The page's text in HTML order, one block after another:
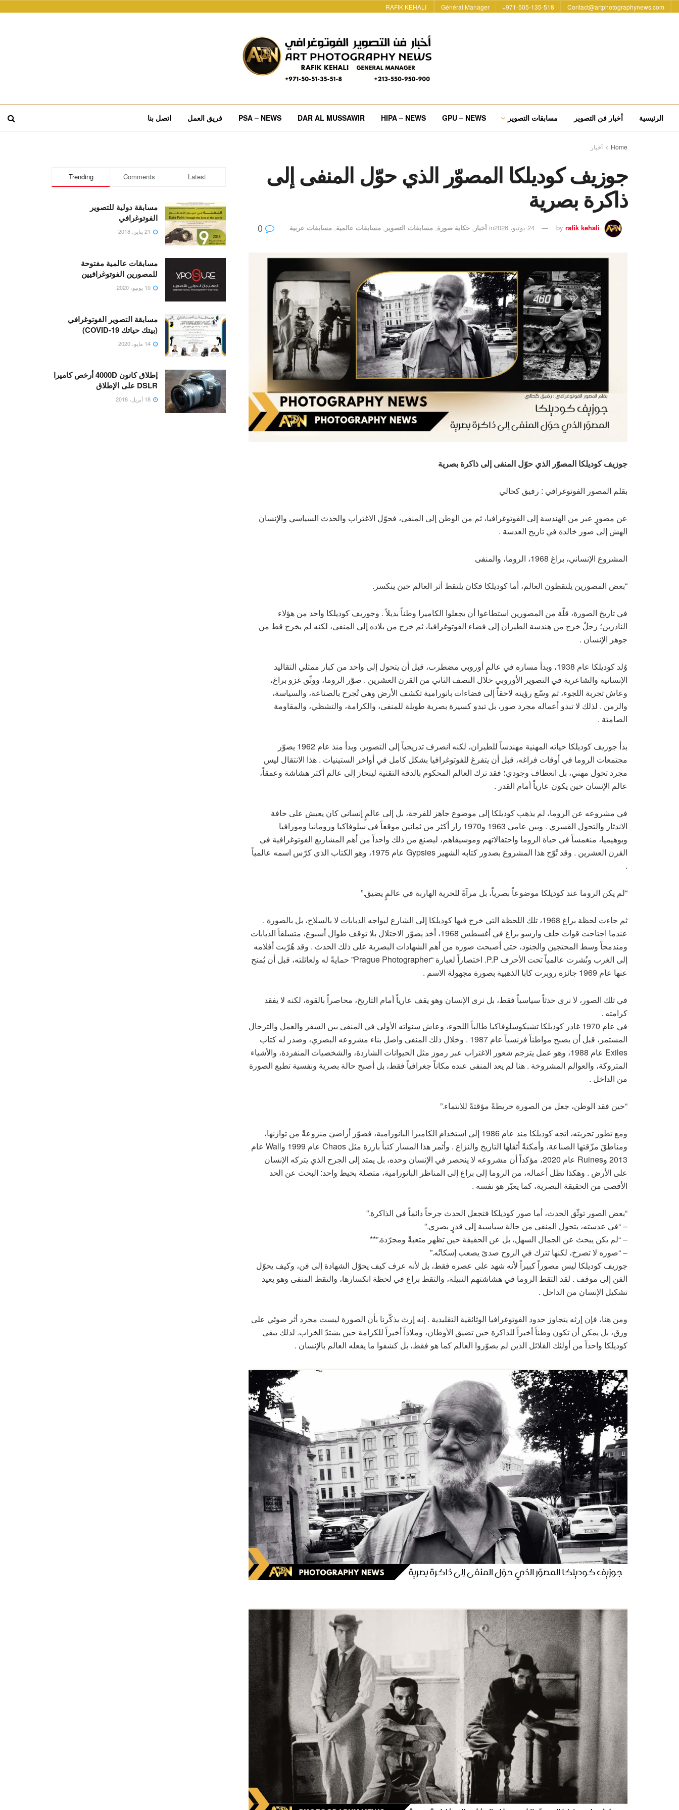
Contact@artphotographynews.com
971-505-135-518+
Général Manager
RAFIK KEHALI
الرئيسية أخبار فن التصوير مسابقات التصوير GPU – NEWS
HIPA – NEWS
DAR AL MUSSAWIR
PSA – NEWS فريق العمل اتصل بنا
Home أخبار
جوزيف كوديلكا المصوّر الذي حوّل المنفى إلى
ذاكرة بصرية
by rafik kehali 24 يونيو، 2026 in أخبار , حكاية صورة, مسابقات التصوير , مسابقات عالمية, مسابقات عربية
جوزيف كوديلكا المصوّر الذي حوّل المنفى إلى ذاكرة بصرية
بقلم المصور الفوتوغرافي : رفيق كحالي
عن مصورٍ عبر من الهندسة إلى الفوتوغرافيا، ثم من الوطن إلى المنفى، فحوّل الاغتراب والحدث السياسي والإنسان
الهش إلى صور خالدة في تاريخ العدسة .
المشروع الإنساني، براغ 1968، الروما، والمنفى
“بعض المصورين يلتقطون العالم، أما كوديلكا فكان يلتقط أثر العالم حين ينكسر.
في تاريخ الصورة، قلّة من المصورين استطاعوا أن يجعلوا الكاميرا وطناً بديلاً . وجوزيف كوديلكا واحد من هؤلاء
النادرين؛ رجلٌ خرج من هندسة الطيران إلى فضاء الفوتوغرافيا، ثم خرج من بلاده إلى المنفى، لكنه لم يخرج قط من
جوهر الإنسان .
وُلد كوديلكا عام 1938، وبدأ مساره في عالمٍ أوروبي مضطرب، قبل أن يتحول إلى واحد من كبار ممثلي التقاليد
الإنسانية والشاعرية في التصوير الأوروبي خلال النصف الثاني من القرن العشرين . صوّر الروما، ووثّق غزو براغ،
وعاش تجربة اللجوء، ثم وسّع رؤيته لاحقاً إلى فضاءات بانورامية تكشف الأرض وهي تُجرح بالصناعة، والسياسة،
والزمن . لذلك لا تبدو أعماله مجرد صور، بل تبدو كسيرة بصرية طويلة للمنفى، والكرامة، والتشظي، والمقاومة
الصامتة .
بدأ جوزيف كوديلكا حياته المهنية مهندساً للطيران، لكنه انصرف تدريجياً إلى التصوير، وبدأ منذ عام 1962 يصوّر
مجتمعات الروما في أوقات فراغه، قبل أن يتفرغ للفوتوغرافيا بشكل كامل في أواخر الستينيات . هذا الانتقال ليس
مجرد تحول مهني، بل انعطاف وجودي؛ فقد ترك العالم المحكوم بالدقة التقنية لينحاز إلى عالم أكثر هشاشة وعمقاً،
عالم الإنسان حين يكون عارياً أمام القدر .
في مشروعه عن الروما، لم يذهب كوديلكا إلى موضوع جاهز للفرجة، بل إلى عالمٍ إنساني كان يعيش على حافة
الاندثار والتحول القسري . وبين عامي 1963 و1970 زار أكثر من ثمانين موقعاً في سلوفاكيا ورومانيا ومورافيا
وبوهيميا، منغمساً في حياة الروما واحتفالاتهم وموسيقاهم، ليصنع من ذلك واحداً من أهم المشاريع الفوتوغرافية في
القرن العشرين . وقد تُوّج هذا المشروع بصدور كتابه الشهير Gypsies عام 1975، وهو الكتاب الذي كرّس اسمه عالمياً
.
“لم يكن الروما عند كوديلكا موضوعاً بصرياً، بل مرآةً للحرية الهاربة في عالمٍ يضيق.”
ثم جاءت لحظة براغ 1968، تلك اللحظة التي خرج فيها كوديلكا إلى الشارع ليواجه الدبابات لا بالسلاح، بل بالصورة .
عندما اجتاحت قوات حلف وارسو براغ في أغسطس 1968، أخذ يصوّر الاحتلال بلا توقف طوال أسبوع، متسلقاً الدبابات
ومندمجاً وسط المحتجين والجنود، حتى أصبحت صوره من أهم الشهادات البصرية على ذلك الحدث . وقد هُرّبت أفلامه
إلى الغرب ونُشرت عالمياً تحت الأحرف P.P. اختصاراً لعبارة “Prague Photographer” حمايةً له ولعائلته، قبل أن يُمنح
عنها عام 1969 جائزة روبرت كابا الذهبية بصورة مجهولة الاسم .
في تلك الصور، لا نرى حدثاً سياسياً فقط، بل نرى الإنسان وهو يقف عارياً أمام التاريخ، محاصراً بالقوة، لكنه لا يفقد
كرامته .
في عام 1970 غادر كوديلكا تشيكوسلوفاكيا طالباً اللجوء، وعاش سنواته الأولى في المنفى بين السفر والعمل والترحال
المستمر، قبل أن يصبح مواطناً فرنسياً عام 1987 . وخلال ذلك المنفى واصل بناء مشروعه البصري، وصدر له كتاب
Exiles عام 1988، وهو عمل يترجم شعور الاغتراب عبر رموز مثل الحيوانات الشاردة، والشخصيات المنفردة، والأشياء
المتروكة، والعوالم المشروخة . هنا لم يعد المنفى عنده مكاناً جغرافياً فقط، بل أصبح حالة بصرية ونفسية تطبع الصورة
من الداخل .
“حين فقد الوطن، جعل من الصورة خريطةً مؤقتةً للانتماء.”
ومع تطور تجربته، اتجه كوديلكا منذ عام 1986 إلى استخدام الكاميرا البانورامية، فصوّر أراضيَ منزوعةً من توازنها،
ومناطقَ مزّقتها الصناعة، وأمكنةً أثقلها التاريخ والنزاع . وأثمر هذا المسار كتباً بارزة مثل Chaos عام 1999 وWall عام
2013 وRuines عام 2020، مؤكداً أن مشروعه لا ينحصر في الإنسان وحده، بل يمتد إلى الجرح الذي يتركه الإنسان
على الأرض . وهكذا تظل أعماله، من الروما إلى براغ إلى المناظر البانورامية، متصلة بخيط واحد: البحث عن الحد
الأقصى من الحقيقة البصرية، كما يعبّر هو نفسه .
“بعض الصور توثّق الحدث، أما صور كوديلكا فتجعل الحدث جرحاً دائماً في الذاكرة.”
– “في عدسته، يتحول المنفى من حالة سياسية إلى قدرٍ بصري.”
– “لم يكن يبحث عن الجمال السهل، بل عن الحقيقة حين تظهر متعبةً ومجرّدة.”**
– “صوره لا تصرخ، لكنها تترك في الروح صدىً يصعب إسكاتُه.”
جوزيف كوديلكا ليس مصوراً كبيراً لأنه شهد على عصره فقط، بل لأنه عرف كيف يحوّل الشهادة إلى فن، وكيف يحوّل
الفن إلى موقف . لقد التقط الروما في هشاشتهم النبيلة، والتقط براغ في لحظة انكسارها، والتقط المنفى وهو يعيد
تشكيل الإنسان من الداخل .
ومن هنا، فإن إرثه يتجاوز حدود الفوتوغرافيا الوثائقية التقليدية . إنه إرث يذكّرنا بأن الصورة ليست مجرد أثر ضوئي على
ورق، بل يمكن أن تكون وطناً أخيراً للذاكرة حين تضيق الأوطان، وملاذاً أخيراً للكرامة حين يشتدّ الخراب. لذلك يبقى
كوديلكا واحداً من أولئك القلائل الذين لم يصوّروا العالم كما هو فقط، بل كشفوا ما يفعله العالم بالإنسان .
Trending Comments Latest
مسابقة دولية للتصوير
الفوتوغرافي
مسابقات عالمية مفتوحة
للمصورين الفوتوغرافيين
مسابقة التصوير الفوتوغرافي
(بيتك حياتك COVID-19)
إطلاق كانون 4000D أرخص كاميرا
DSLR على الإطلاق